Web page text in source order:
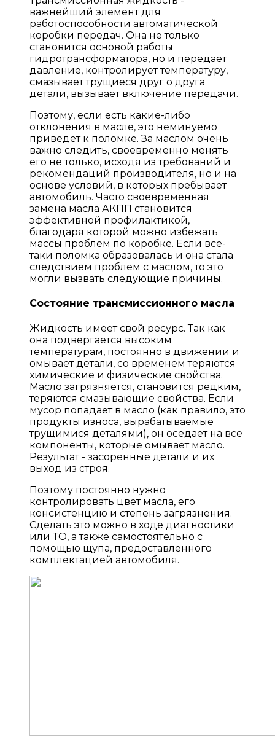
важнейший элемент для
работоспособности автоматической
коробки передач. Она не только
становится основой работы
гидротрансформатора, но и передает
давление, контролирует температуру,
смазывает трущиеся друг о друга
детали, вызывает включение передачи.
Поэтому, если есть какие-либо
отклонения в масле, это неминуемо
приведет к поломке. За маслом очень
важно следить, своевременно менять
его не только, исходя из требований и
рекомендаций производителя, но и на
основе условий, в которых пребывает
автомобиль. Часто своевременная
замена масла АКПП становится
эффективной профилактикой,
благодаря которой можно избежать
массы проблем по коробке. Если все-
таки поломка образовалась и она стала
следствием проблем с маслом, то это
могли вызвать следующие причины.
Состояние трансмиссионного масла
Жидкость имеет свой ресурс. Так как
она подвергается высоким
температурам, постоянно в движении и
омывает детали, со временем теряются
химические и физические свойства.
Масло загрязняется, становится редким,
теряются смазывающие свойства. Если
мусор попадает в масло (как правило, это
продукты износа, вырабатываемые
трущимися деталями), он оседает на все
компоненты, которые омывает масло.
Результат - засоренные детали и их
выход из строя.
Поэтому постоянно нужно
контролировать цвет масла, его
консистенцию и степень загрязнения.
Сделать это можно в ходе диагностики
или ТО, а также самостоятельно с
помощью щупа, предоставленного
комплектацией автомобиля.